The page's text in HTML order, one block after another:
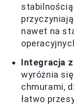
stabilnością
nawet na
Integracja
wyróżnia
chmurami,
łatwo